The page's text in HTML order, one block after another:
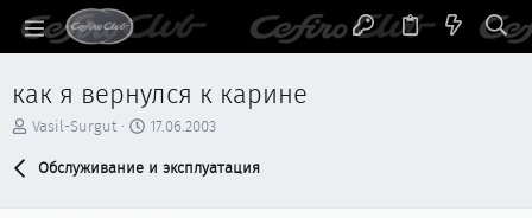
как я вернулся к карине
А
Vasil-Surgut
Д
т
17.06.2003
Обслуживание и эксплуатация